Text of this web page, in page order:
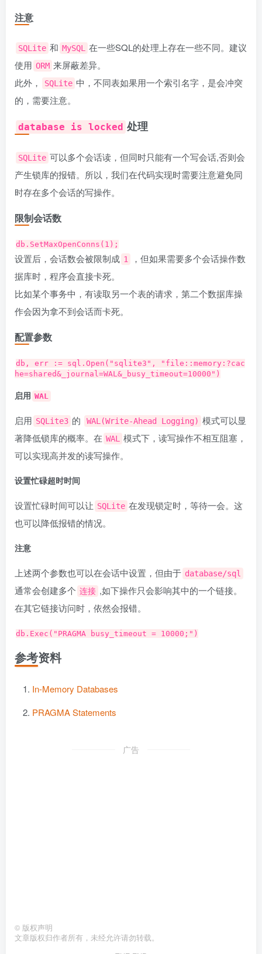
注意
SQLite 和 MySQL
在一些SQL的处理上存在一些不同。建议
使用 ORM 来屏蔽差异。
此外，
SQLite 中，不同表如果用一个索引名字，是会冲突
的，需要注意。
database is locked 处理
SQLite 可以多个会话读，但同时只能有一个写会话,否则会
产生锁库的报错。所以，我们在代码实现时需要注意避免同
时存在多个会话的写操作。
限制会话数
db.SetMaxOpenConns(1);
设置后，会话数会被限制成 1
，但如果需要多个会话操作数
据库时，程序会直接卡死。
比如某个事务中，有读取另一个表的请求，第二个数据库操
作会因为拿不到会话而卡死。
配置参数
db, err := sql.Open("sqlite3", "file::memory:?cac
he=shared&_journal=WAL&_busy_timeout=10000")
启用 WAL
启用 SQLite3 的 WAL(Write-Ahead Logging) 模式可以显
著降低锁库的概率。在 WAL
模式下，读写操作不相互阻塞，
可以实现高并发的读写操作。
设置忙碌超时时间
设置忙碌时间可以让 SQLite 在发现锁定时，等待一会。这
也可以降低报错的情况。
注意
上述两个参数也可以在会话中设置，但由于 database/sql
通常会创建多个 连接 ,如下操作只会影响其中的一个链接。
在其它链接访问时，依然会报错。
db.Exec("PRAGMA busy_timeout = 10000;")
参考资料
In-Memory Databases
PRAGMA Statements
广告
© 版权声明
文章版权归作者所有，未经允许请勿转载。